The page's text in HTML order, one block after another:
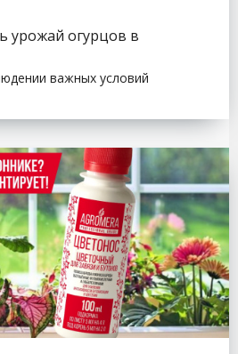
урожай огурцов в
важных условий